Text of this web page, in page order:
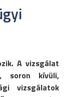
A vizsgálat
soron kívüli,
vizsgálatok